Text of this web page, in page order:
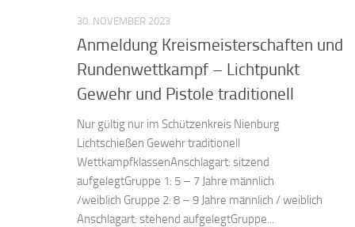
30. NOVEMBER 2023
Anmeldung Kreismeisterschaften und
Rundenwettkampf – Lichtpunkt
Gewehr und Pistole traditionell
Nur gültig nur im Schützenkreis Nienburg
Lichtschießen Gewehr traditionell
WettkampfklassenAnschlagart: sitzend
aufgelegtGruppe 1: 5 – 7 Jahre männlich
/weiblich Gruppe 2: 8 – 9 Jahre männlich / weiblich
Anschlagart: stehend aufgelegtGruppe...